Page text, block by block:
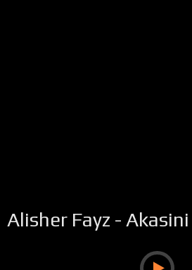
Alisher Fayz -